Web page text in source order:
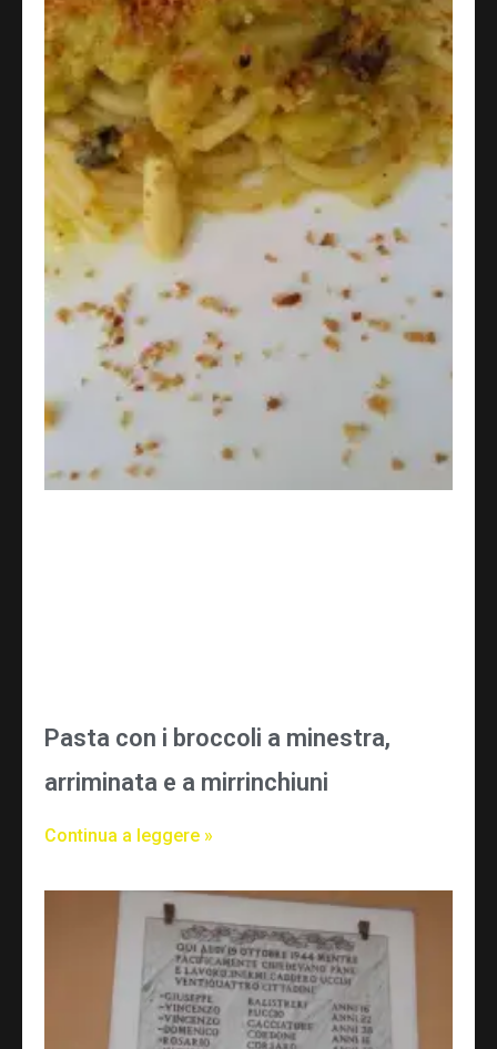
Pasta con i broccoli a minestra,
arriminata e a mirrinchiuni
Continua a leggere »